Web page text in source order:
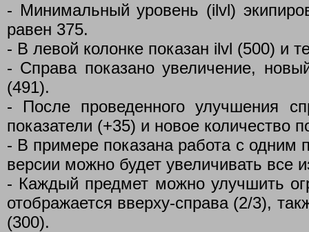
- Минимальный уровень (ilvl)
равен 375.
- В левой колонке показан ilvl (500) и
- Справа показано увеличение,
(491).
- После проведенного улучшения
показатели (+35) и новое количество
- В примере показана работа с одним
версии можно будет увеличивать все
- Каждый предмет можно улучшить
отображается вверху-справа (2/3),
(300).